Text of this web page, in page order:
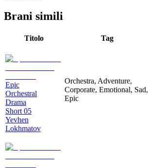
Brani simili
Titolo Tag
Epic
Orchestral
Drama
Short 05
Yevhen
Lokhmatov
Orchestra, Adventure,
Corporate, Emotional, Sad,
Epic